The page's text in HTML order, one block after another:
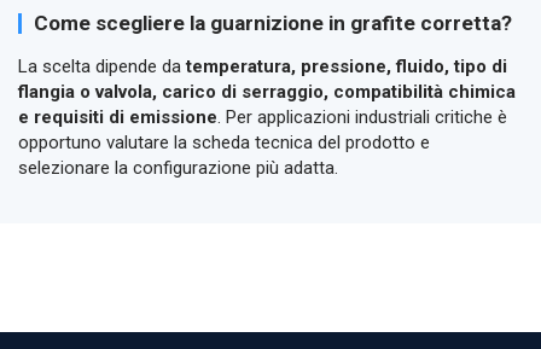
Come scegliere la guarnizione in grafite corretta?
La scelta dipende datemperatura, pressione, fluido, tipo di
flangia o valvola, carico di serraggio, compatibilità chimica
e requisiti di emissione. Per applicazioni industriali critiche è
opportuno valutare la scheda tecnica del prodotto e
selezionare la configurazione più adatta.